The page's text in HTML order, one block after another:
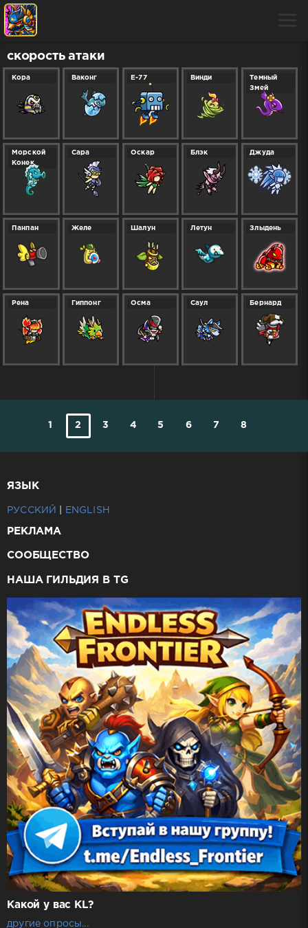
скорость атаки
Кора Ваконг E-77 Винди
Темный
Змей
Морской
Конек
Сара Оскар Блэк Джуда
Панпан Желе Шалун Летун Злыдень
Рена Гиппонг Осма Саул Бернард
1 2 3 4 5 6 7 8
ЯЗЫК
РУССКИЙ ENGLISH
РЕКЛАМА
СООБЩЕСТВО
НАША ГИЛЬДИЯ В TG
Какой у вас KL?
другие опросы...